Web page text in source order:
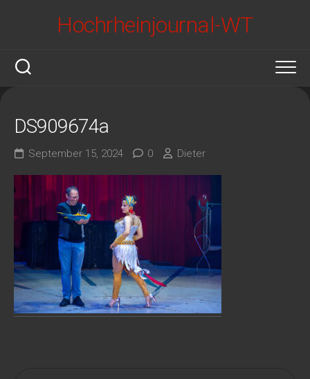
Hochrheinjournal-WT
DS909674a
September 15, 2024 0 Dieter